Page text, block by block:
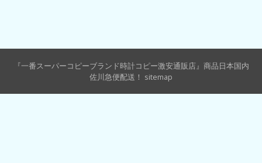
『一番スーパーコピーブランド時計コピー激安通販店』商品日本国内
佐川急便配送！ sitemap